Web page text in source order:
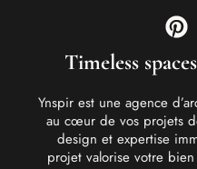
Timeless
Ynspir est une agence
au cœur de vos projets
design et expertise
projet valorise votre